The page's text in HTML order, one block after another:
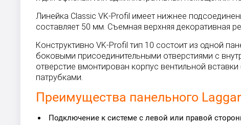
Линейка Classic VK-Profil имеет нижнее
составляет 50 мм. Съемная верхняя декоративная
Конструктивно VK-Profil тип 10 состоит из одной
боковыми присоединительными отверстиями с
отверстие вмонтирован корпус вентильной
патрубками.
Преимущества панельного
Подключение к системе с левой или правой